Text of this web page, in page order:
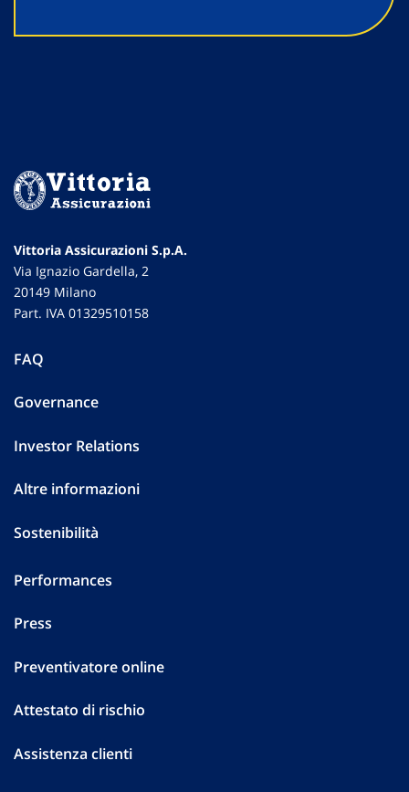
Vittoria Assicurazioni S.p.A.
Via Ignazio Gardella, 2
20149 Milano
Part. IVA 01329510158
FAQ
Governance
Investor Relations
Altre informazioni
Sostenibilità
Performances
Press
Preventivatore online
Attestato di rischio
Assistenza clienti